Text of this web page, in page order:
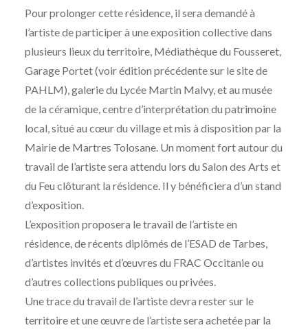
Pour prolonger cette résidence, il sera demandé à
l’artiste de participer à une exposition collective dans
plusieurs lieux du territoire, Médiathèque du Fousseret,
Garage Portet (voir édition précédente sur le site de
PAHLM), galerie du Lycée Martin Malvy, et au musée
de la céramique, centre d’interprétation du patrimoine
local, situé au cœur du village et mis à disposition par la
Mairie de Martres Tolosane. Un moment fort autour du
travail de l’artiste sera attendu lors du Salon des Arts et
du Feu clôturant la résidence. Il y bénéficiera d’un stand
d’exposition.
L’exposition proposera le travail de l’artiste en
résidence, de récents diplômés de l’ESAD de Tarbes,
d’artistes invités et d’œuvres du FRAC Occitanie ou
d’autres collections publiques ou privées.
Une trace du travail de l’artiste devra rester sur le
territoire et une œuvre de l’artiste sera achetée par la